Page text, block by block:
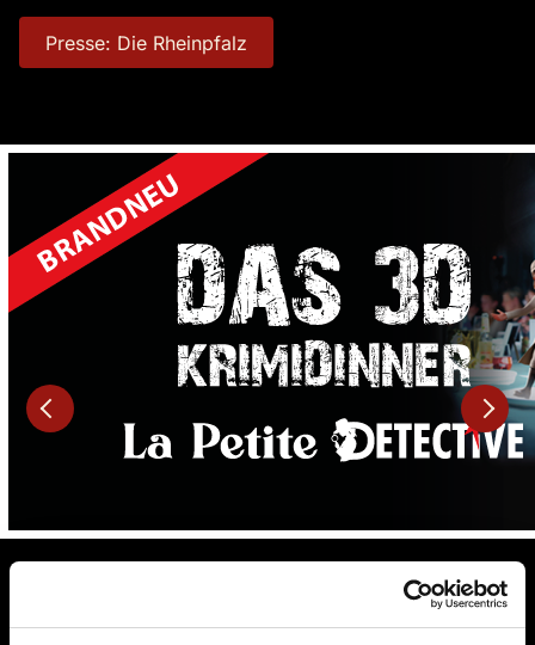
Presse: Die Rheinpfalz